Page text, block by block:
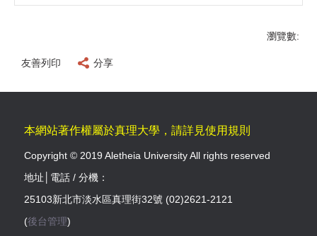
瀏覽數:
友善列印 分享
本網站著作權屬於真理大學，請詳見使用規則
Copyright © 2019 Aletheia University All rights reserved
地址│電話 / 分機：
25103新北市淡水區真理街32號 (02)2621-2121
(後台管理)